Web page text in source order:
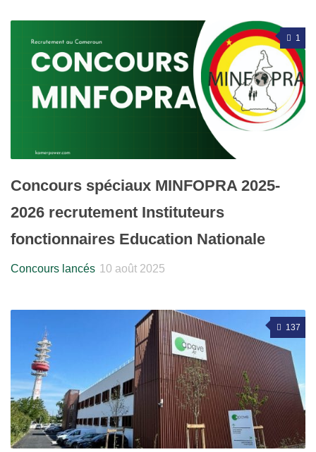
1
Concours spéciaux MINFOPRA 2025-
2026 recrutement Instituteurs
fonctionnaires Education Nationale
Concours lancés 10 août 2025
137